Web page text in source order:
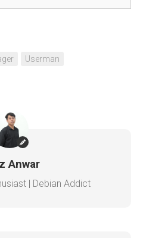
Userman
Anwar
| Debian Addict